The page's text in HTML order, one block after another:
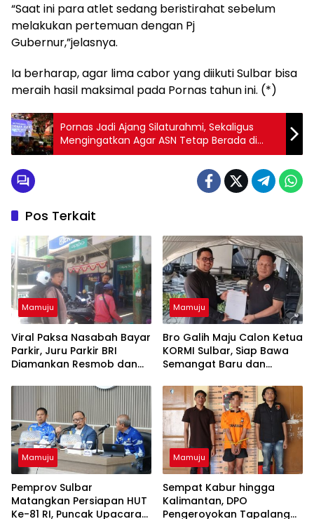
“Saat ini para atlet sedang beristirahat sebelum
melakukan pertemuan dengan Pj
Gubernur,”jelasnya.
Ia berharap, agar lima cabor yang diikuti Sulbar bisa
meraih hasil maksimal pada Pornas tahun ini. (*)
Pornas Jadi Ajang Silaturahmi, Sekaligus
Mengingatkan Agar ASN Tetap Berada di
Jalur Profesional
Pos Terkait
Mamuju
Viral Paksa Nasabah Bayar
Parkir, Juru Parkir BRI
Diamankan Resmob dan
Mamuju
Bro Galih Maju Calon Ketua
KORMI Sulbar, Siap Bawa
Semangat Baru dan
Tradisional
Mamuju
Pemprov Sulbar
Matangkan Persiapan HUT
Ke-81 RI, Puncak Upacara
Mamuju
Sempat Kabur hingga
Kalimantan, DPO
Pengeroyokan Tapalang